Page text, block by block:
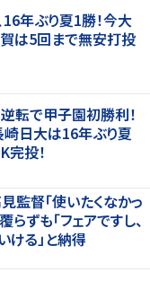
年ぶり夏1勝！今大
は5回まで無安打投
転で甲子園初勝利！
崎日大は16年ぶり夏
完投！
監督「使いたくなかっ
ずも「フェアですし、
ける」と納得